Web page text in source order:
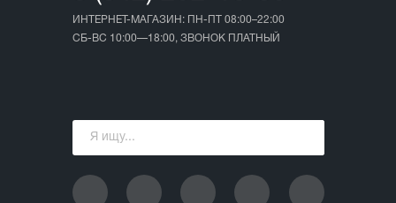
ИНТЕРНЕТ-МАГАЗИН: ПН-ПТ 08:00–22:00
СБ-ВС 10:00—18:00, ЗВОНОК ПЛАТНЫЙ